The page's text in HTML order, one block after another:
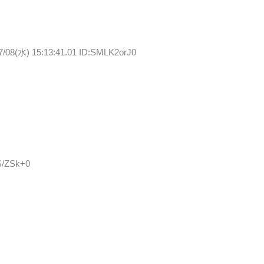
08(水) 15:13:41.01 ID:SMLK2orJ0
ZSk+0